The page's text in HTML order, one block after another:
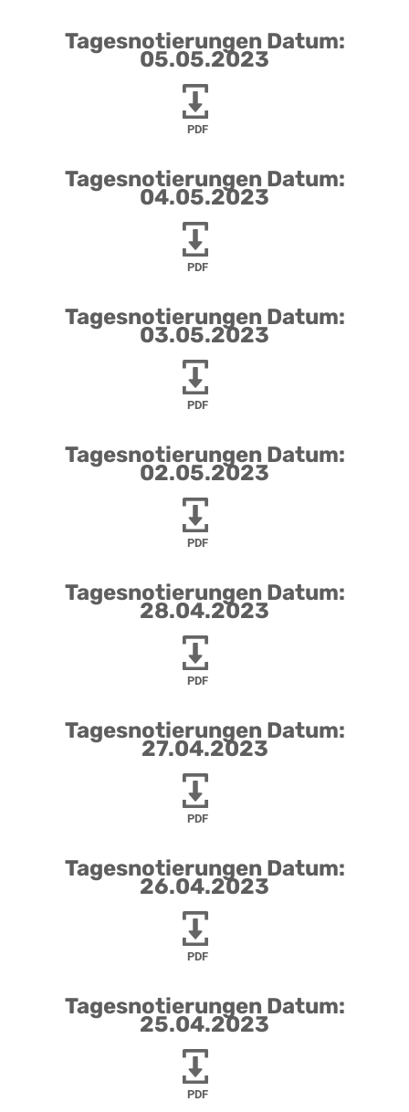
Tagesnotierungen Datum:
05.05.2023
PDF
Tagesnotierungen Datum:
04.05.2023
PDF
Tagesnotierungen Datum:
03.05.2023
PDF
Tagesnotierungen Datum:
02.05.2023
PDF
Tagesnotierungen Datum:
28.04.2023
PDF
Tagesnotierungen Datum:
27.04.2023
PDF
Tagesnotierungen Datum:
26.04.2023
PDF
Tagesnotierungen Datum:
25.04.2023
PDF